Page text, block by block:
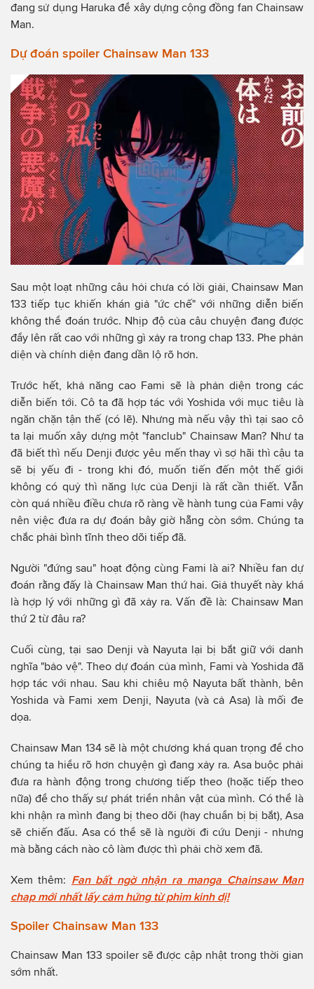
đang sử dụng Haruka để xây dựng cộng đồng fan Chainsaw
Man.
Dự đoán spoiler Chainsaw Man 133
Sau một loạt những câu hỏi chưa có lời giải, Chainsaw Man
133 tiếp tục khiến khán giả "ức chế" với những diễn biến
không thể đoán trước. Nhịp độ của câu chuyện đang được
đẩy lên rất cao với những gì xảy ra trong chap 133. Phe phản
diện và chính diện đang dần lộ rõ hơn.
Trước hết, khả năng cao Fami sẽ là phản diện trong các
diễn biến tới. Cô ta đã hợp tác với Yoshida với mục tiêu là
ngăn chặn tận thế (có lẽ). Nhưng mà nếu vậy thì tại sao cô
ta lại muốn xây dựng một "fanclub" Chainsaw Man? Như ta
đã biết thì nếu Denji được yêu mến thay vì sợ hãi thì cậu ta
sẽ bị yếu đi - trong khi đó, muốn tiến đến một thế giới
không có quỷ thì năng lực của Denji là rất cần thiết. Vẫn
còn quá nhiều điều chưa rõ ràng về hành tung của Fami vậy
nên việc đưa ra dự đoán bây giờ hẵng còn sớm. Chúng ta
chắc phải bình tĩnh theo dõi tiếp đã.
Người "đứng sau" hoạt động cùng Fami là ai? Nhiều fan dự
đoán rằng đấy là Chainsaw Man thứ hai. Giả thuyết này khá
là hợp lý với những gì đã xảy ra. Vấn đề là: Chainsaw Man
thứ 2 từ đâu ra?
Cuối cùng, tại sao Denji và Nayuta lại bị bắt giữ với danh
nghĩa "bảo vệ". Theo dự đoán của mình, Fami và Yoshida đã
hợp tác với nhau. Sau khi chiêu mộ Nayuta bất thành, bên
Yoshida và Fami xem Denji, Nayuta (và cả Asa) là mối đe
dọa.
Chainsaw Man 134 sẽ là một chương khá quan trọng để cho
chúng ta hiểu rõ hơn chuyện gì đang xảy ra. Asa buộc phải
đưa ra hành động trong chương tiếp theo (hoặc tiếp theo
nữa) để cho thấy sự phát triển nhân vật của mình. Có thể là
khi nhận ra mình đang bị theo dõi (hay chuẩn bị bị bắt), Asa
sẽ chiến đấu. Asa có thể sẽ là người đi cứu Denji - nhưng
mà bằng cách nào cô làm được thì phải chờ xem đã.
Xem thêm: Fan bất ngờ nhận ra manga Chainsaw Man
chap mới nhất lấy cảm hứng từ phim kinh dị!
Spoiler Chainsaw Man 133
Chainsaw Man 133 spoiler sẽ được cập nhật trong thời gian
sớm nhất.